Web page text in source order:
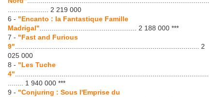
..................... 2 219 000
6 - "Encanto : la Fantastique Famille
Madrigal" .................................................. 2 188 000 ***
7 - "Fast and Furious
9" ............................................................................................... 2
025 000
8 - "Les Tuche
4"
........ 1 940 000 ***
9 - "Conjuring : Sous l'Emprise du